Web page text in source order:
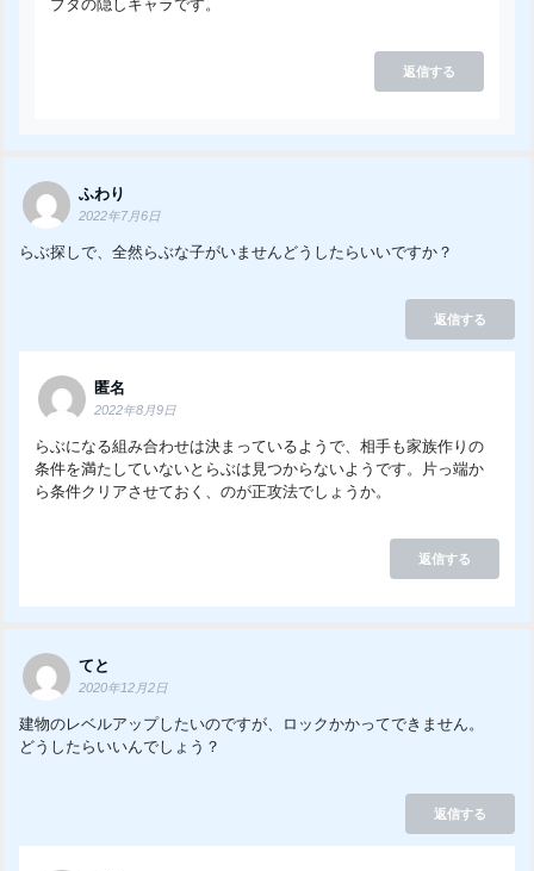
ブタの隠しキャラです。
返信する
ふわり
2022年7月6日
らぶ探しで、全然らぶな子がいませんどうしたらいいですか？
返信する
匿名
2022年8月9日
らぶになる組み合わせは決まっているようで、相手も家族作りの
条件を満たしていないとらぶは見つからないようです。片っ端か
ら条件クリアさせておく、のが正攻法でしょうか。
返信する
てと
2020年12月2日
建物のレベルアップしたいのですが、ロックかかってできません。
どうしたらいいんでしょう？
返信する